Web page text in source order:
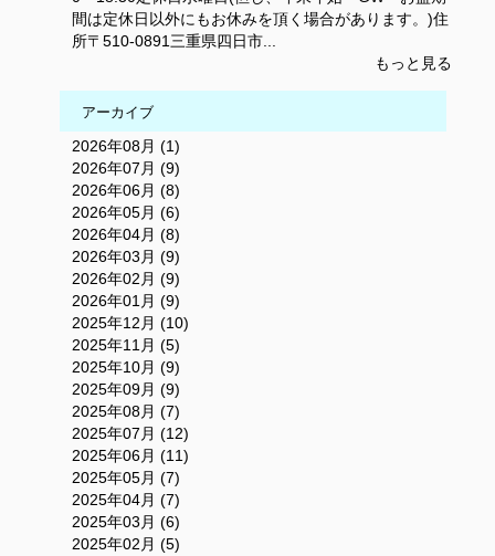
間は定休日以外にもお休みを頂く場合があります。)住
所〒510-0891三重県四日市...
もっと見る
アーカイブ
2026年08月 (1)
2026年07月 (9)
2026年06月 (8)
2026年05月 (6)
2026年04月 (8)
2026年03月 (9)
2026年02月 (9)
2026年01月 (9)
2025年12月 (10)
2025年11月 (5)
2025年10月 (9)
2025年09月 (9)
2025年08月 (7)
2025年07月 (12)
2025年06月 (11)
2025年05月 (7)
2025年04月 (7)
2025年03月 (6)
2025年02月 (5)